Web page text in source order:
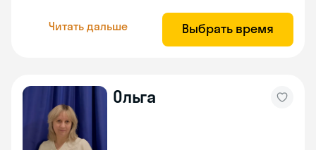
Читать дальше Выбрать время
Ольга